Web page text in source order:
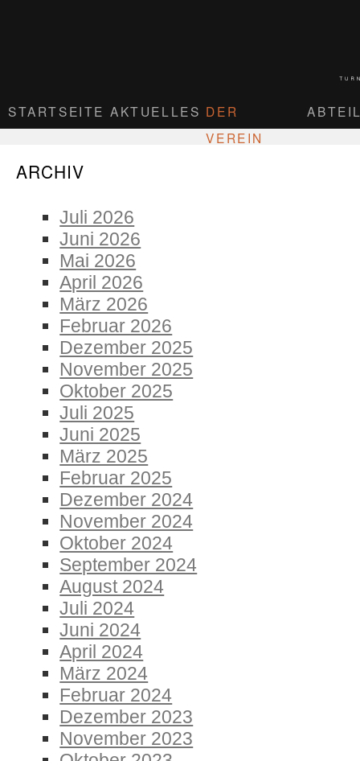
STARTSEITE AKTUELLES DER
VEREIN
ARCHIV
Juli 2026
Juni 2026
Mai 2026
April 2026
März 2026
Februar 2026
Dezember 2025
November 2025
Oktober 2025
Juli 2025
Juni 2025
März 2025
Februar 2025
Dezember 2024
November 2024
Oktober 2024
September 2024
August 2024
Juli 2024
Juni 2024
April 2024
März 2024
Februar 2024
Dezember 2023
November 2023